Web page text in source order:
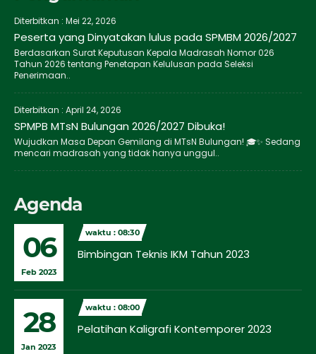
Diterbitkan : Mei 22, 2026
Peserta yang Dinyatakan lulus pada SPMBM 2026/2027
Berdasarkan Surat Keputusan Kepala Madrasah Nomor 026
Tahun 2026 tentang Penetapan Kelulusan pada Seleksi
Penerimaan..
Diterbitkan : April 24, 2026
SPMPB MTsN Bulungan 2026/2027 Dibuka!
Wujudkan Masa Depan Gemilang di MTsN Bulungan! 🎓✨ Sedang
mencari madrasah yang tidak hanya unggul..
Agenda
06
Feb 2023
waktu : 08:30
Bimbingan Teknis IKM Tahun 2023
28
Jan 2023
waktu : 08:00
Pelatihan Kaligrafi Kontemporer 2023